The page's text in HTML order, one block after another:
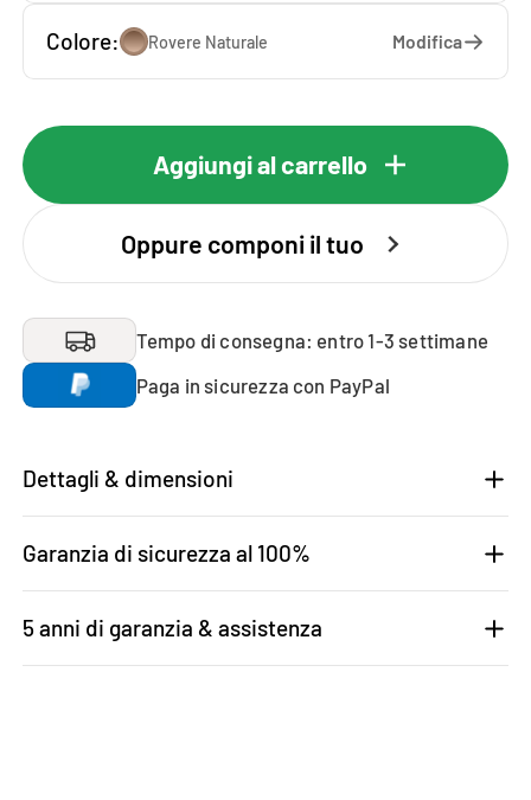
Colore: Rovere Naturale Modifica
Aggiungi al carrello
Oppure componi il tuo
Tempo di consegna: entro 1-3 settimane
Paga in sicurezza con PayPal
Dettagli & dimensioni
Garanzia di sicurezza al 100%
5 anni di garanzia & assistenza